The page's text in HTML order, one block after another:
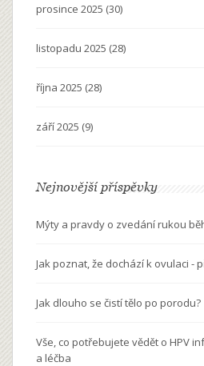
prosince 2025 (30)
listopadu 2025 (28)
října 2025 (28)
září 2025 (9)
Nejnovější příspěvky
Mýty a pravdy o zvedání rukou
Jak poznat, že dochází k ovulaci -
Jak dlouho se čistí tělo po porodu?
Vše, co potřebujete vědět o HPV
a léčba